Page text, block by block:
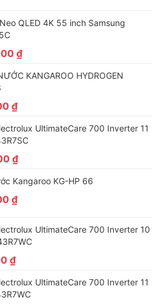
tủ lạnh Toshiba Inverter giúp bảo
không cần rã đông giúp thịt cá
chế biến thuận tiện hơn.
lít trang bị ngăn rau quả tùy chỉnh
loại thực phẩm giúp rau quả giữ
QLED 4K 55 inch Samsung
₫
KANGAROO HYDROGEN
₫
UltimateCare 700 Inverter 11
₫
Kangaroo KG-HP 66
₫
UltimateCare 700 Inverter 10
₫
UltimateCare 700 Inverter 11